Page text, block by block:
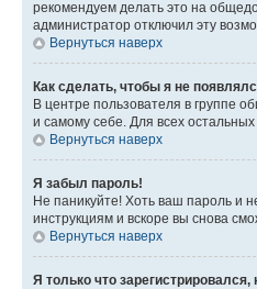
рекомендуем делать это на
администратор отключил эту
Вернуться наверх
Как сделать, чтобы я не
В центре пользователя в группе
и самому себе. Для всех
Вернуться наверх
Я забыл пароль!
Не паникуйте! Хоть ваш пароль и
инструкциям и вскоре вы снова
Вернуться наверх
Я только что зарегистрировался,